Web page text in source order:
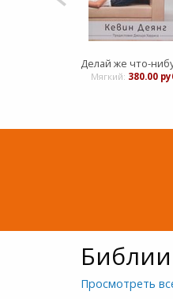
Делай же что-
Мягкий: 380.00
Библии
Просмотреть